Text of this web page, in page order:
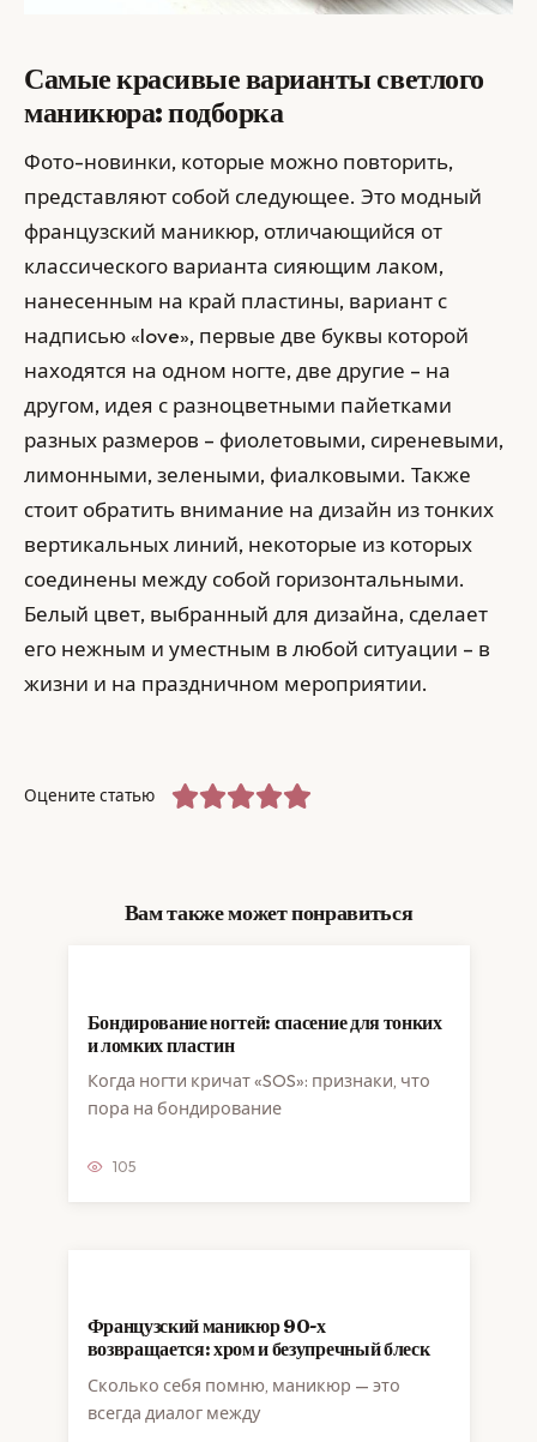
Самые красивые варианты светлого
маникюра: подборка
Фото-новинки, которые можно повторить,
представляют собой следующее. Это модный
французский маникюр, отличающийся от
классического варианта сияющим лаком,
нанесенным на край пластины, вариант с
надписью «love», первые две буквы которой
находятся на одном ногте, две другие – на
другом, идея с разноцветными пайетками
разных размеров – фиолетовыми, сиреневыми,
лимонными, зелеными, фиалковыми. Также
стоит обратить внимание на дизайн из тонких
вертикальных линий, некоторые из которых
соединены между собой горизонтальными.
Белый цвет, выбранный для дизайна, сделает
его нежным и уместным в любой ситуации – в
жизни и на праздничном мероприятии.
Оцените статью
Вам также может понравиться
Бондирование ногтей: спасение для тонких
и ломких пластин
Когда ногти кричат «SOS»: признаки, что
пора на бондирование
105
Французский маникюр 90-х
возвращается: хром и безупречный блеск
Сколько себя помню, маникюр — это
всегда диалог между